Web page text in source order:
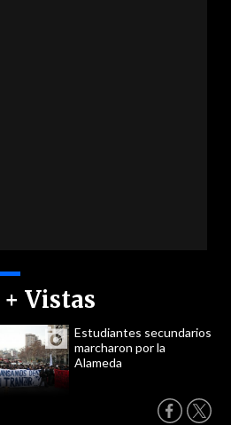
Vistas
Estudiantes secundarios
marcharon por la
Alameda